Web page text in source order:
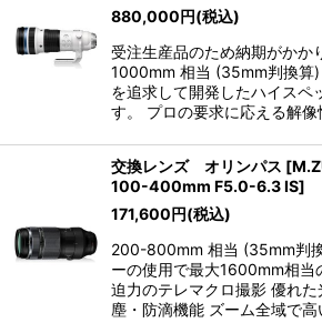
880,000円(税込)
受注生産品のため納期がか
1000mm 相当 (35mm判換算
を追求して開発したハイスペ
す。 プロの要求に応える解
交換レンズ オリンパス [
100-400mm F5.0-6.3 IS]
171,600円(税込)
200-800mm 相当 (35mm判
ーの使用で最大1600mm相当
迫力のテレマクロ撮影 優れ
塵・防滴機能 ズーム全域で